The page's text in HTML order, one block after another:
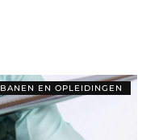
BANEN EN OPLEIDINGEN